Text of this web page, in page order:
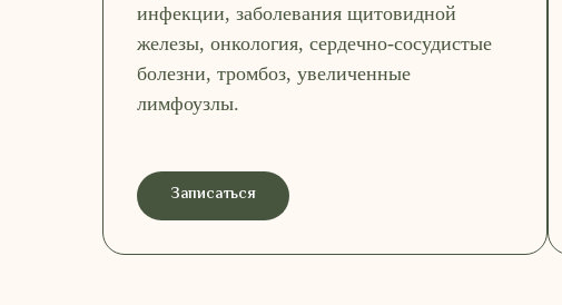
инфекции, заболевания щитовидной
железы, онкология, сердечно-сосудистые
болезни, тромбоз, увеличенные
лимфоузлы.
Записаться